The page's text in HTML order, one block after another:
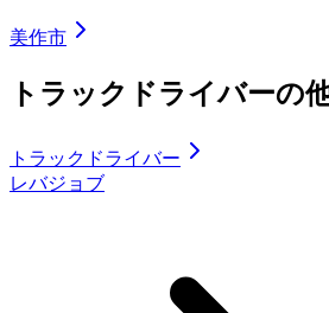
美作市
トラックドライバーの
トラックドライバー
レバジョブ